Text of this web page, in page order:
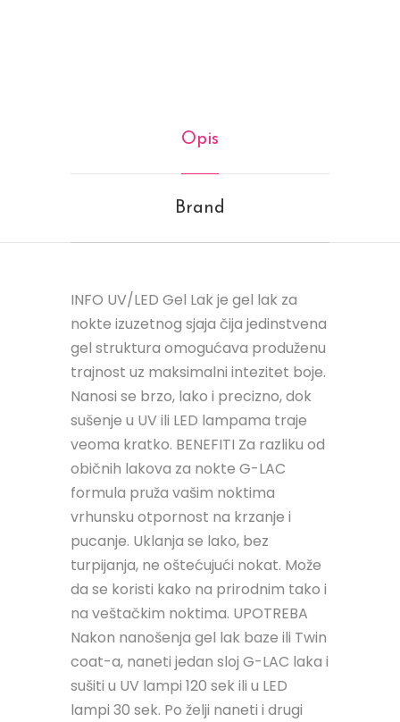
Opis
Brand
INFO UV/LED Gel Lak je gel lak za
nokte izuzetnog sjaja čija jedinstvena
gel struktura omogućava produženu
trajnost uz maksimalni intezitet boje.
Nanosi se brzo, lako i precizno, dok
sušenje u UV ili LED lampama traje
veoma kratko. BENEFITI Za razliku od
običnih lakova za nokte G-LAC
formula pruža vašim noktima
vrhunsku otpornost na krzanje i
pucanje. Uklanja se lako, bez
turpijanja, ne oštećujući nokat. Može
da se koristi kako na prirodnim tako i
na veštačkim noktima. UPOTREBA
Nakon nanošenja gel lak baze ili Twin
coat-a, naneti jedan sloj G-LAC laka i
sušiti u UV lampi 120 sek ili u LED
lampi 30 sek. Po želji naneti i drugi